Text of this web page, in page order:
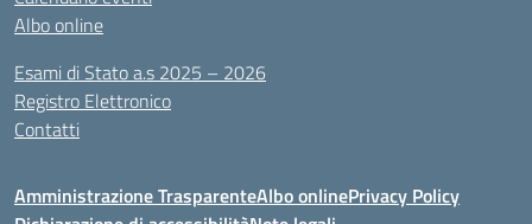
Albo online
Esami di Stato a.s 2025 – 2026
Registro Elettronico
Contatti
Amministrazione TrasparenteAlbo onlinePrivacy Policy